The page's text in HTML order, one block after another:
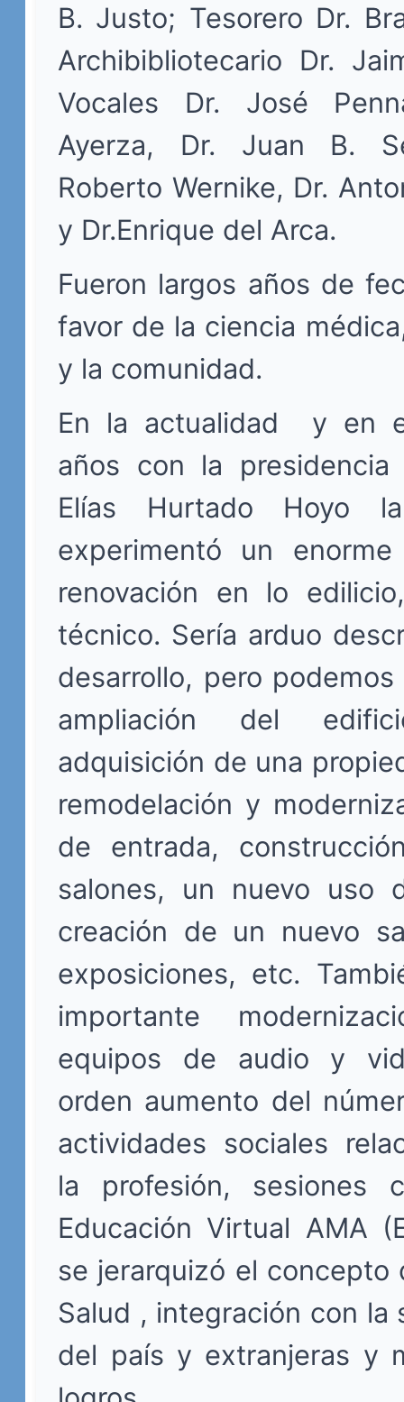
B. Justo; Tesorero Dr.
Archibibliotecario Dr.
Vocales Dr. José
Ayerza, Dr. Juan B.
Roberto Wernike, Dr.
y Dr.Enrique del Arca.
Fueron largos años de
favor de la ciencia
y la comunidad.
En la actualidad y en
años con la
Elías Hurtado Hoyo
experimentó un
renovación en lo
técnico. Sería arduo
desarrollo, pero
ampliación del
adquisición de una
remodelación y
de entrada,
salones, un nuevo uso
creación de un nuevo
exposiciones, etc.
importante
equipos de audio y
orden aumento del
actividades sociales
la profesión, sesiones
Educación Virtual AMA
se jerarquizó el concepto
Salud , integración con la
del país y extranjeras y